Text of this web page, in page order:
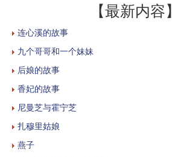
【最新内容】
连心溪的故事
九个哥哥和一个妹妹
后娘的故事
香妃的故事
尼曼芝与霍宁芝
扎穆里姑娘
燕子